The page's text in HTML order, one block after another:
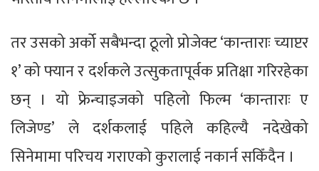
तर उसको अर्को सबैभन्दा ठूलो प्रोजेक्ट ‘कान्ताराः च्याप्टर
१’ को फ्यान र दर्शकले उत्सुकतापूर्वक प्रतिक्षा गरिरहेका
छन् । यो फ्रेन्चाइजको पहिलो फिल्म ‘कान्ताराः ए
लिजेण्ड’ ले दर्शकलाई पहिले कहिल्यै नदेखेको
सिनेमामा परिचय गराएको कुरालाई नकार्न सकिँदैन ।